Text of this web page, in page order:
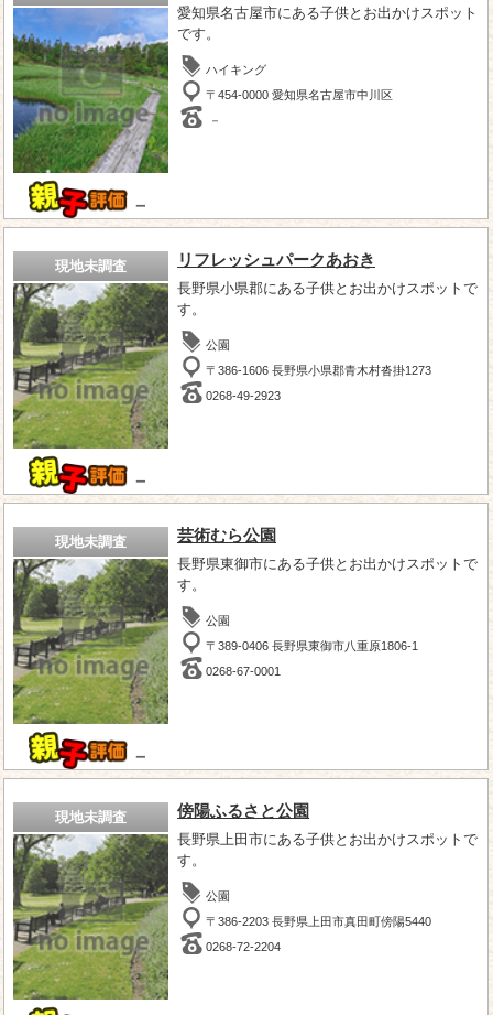
－
愛知県名古屋市にある子供とお出かけスポット
です。
ハイキング
〒454-0000 愛知県名古屋市中川区
－
現地未調査
－
リフレッシュパークあおき
長野県小県郡にある子供とお出かけスポットで
す。
公園
〒386-1606 長野県小県郡青木村沓掛1273 ‎
0268-49-2923
現地未調査
－
芸術むら公園
長野県東御市にある子供とお出かけスポットで
す。
公園
〒389-0406 長野県東御市八重原1806-1
0268-67-0001
現地未調査 傍陽ふるさと公園
長野県上田市にある子供とお出かけスポットで
す。
公園
〒386-2203 長野県上田市真田町傍陽5440
0268-72-2204